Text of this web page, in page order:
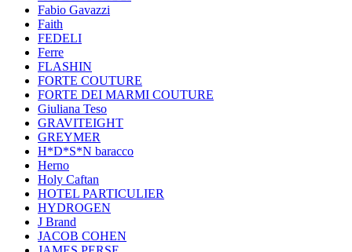
Fabio Gavazzi
Faith
FEDELI
Ferre
FLASHIN
FORTE COUTURE
FORTE DEI MARMI COUTURE
Giuliana Teso
GRAVITEIGHT
GREYMER
H*D*S*N baracco
Herno
Holy Caftan
HOTEL PARTICULIER
HYDROGEN
J Brand
JACOB COHEN